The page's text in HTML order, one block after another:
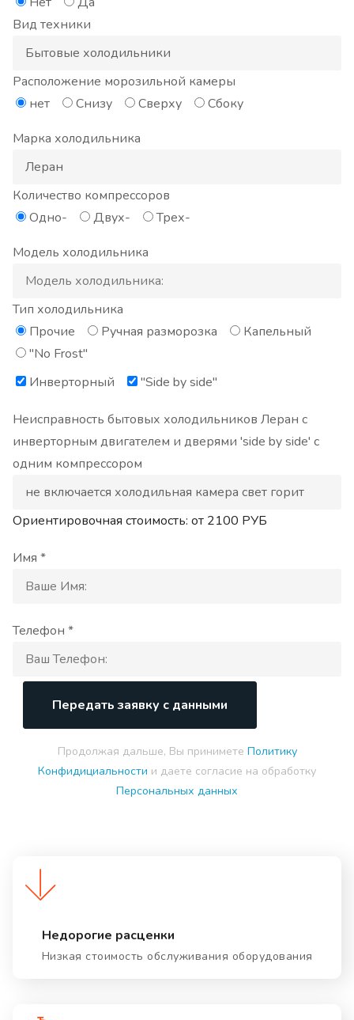
Вид техники
Расположение морозильной камеры
нет
Снизу Сверху
Сбоку
Марка холодильника
Количество компрессоров
Одно-
Двух-
Трех-
Модель холодильника
Тип холодильника
Прочие
Ручная разморозка
Капельный
"No Frost"
Инверторный
"Side by side"
Неисправность бытовых холодильников Леран с
инверторным двигателем и дверями 'side by side' с
одним компрессором
Ориентировочная стоимость: от 2100 РУБ
Имя *
Телефон *
Передать заявку с данными
Продолжая дальше, Вы принимете Политику
Конфидициальности и даете согласие на обработку
Персональных данных
Недорогие расценки
Низкая стоимость обслуживания оборудования